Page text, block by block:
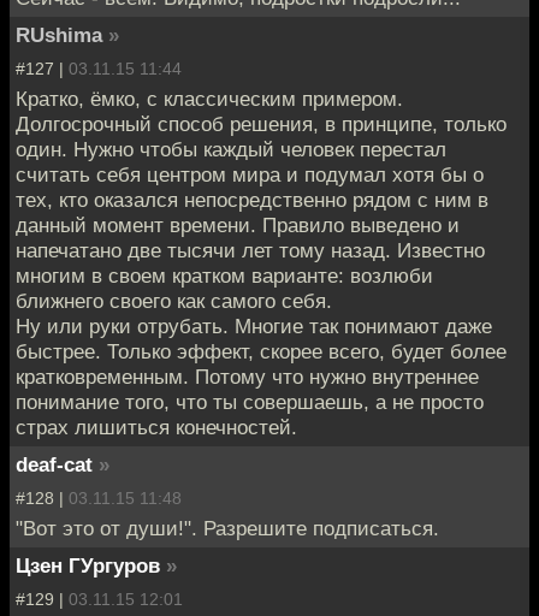
RUshima »
#127 | 03.11.15 11:44
Кратко, ёмко, с классическим примером.
Долгосрочный способ решения, в принципе, только
один. Нужно чтобы каждый человек перестал
считать себя центром мира и подумал хотя бы о
тех, кто оказался непосредственно рядом с ним в
данный момент времени. Правило выведено и
напечатано две тысячи лет тому назад. Известно
многим в своем кратком варианте: возлюби
ближнего своего как самого себя.
Ну или руки отрубать. Многие так понимают даже
быстрее. Только эффект, скорее всего, будет более
кратковременным. Потому что нужно внутреннее
понимание того, что ты совершаешь, а не просто
страх лишиться конечностей.
deaf-cat »
#128 | 03.11.15 11:48
"Вот это от души!". Разрешите подписаться.
Цзен ГУргуров »
#129 | 03.11.15 12:01